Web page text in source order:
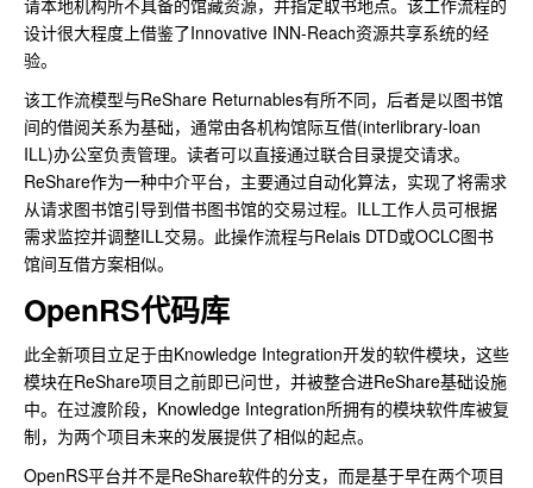
设计很大程度上借鉴了Innovative INN-Reach资源共享系统的经
验。
该工作流模型与ReShare Returnables有所不同，后者是以图书馆
间的借阅关系为基础，通常由各机构馆际互借(interlibrary-loan
ILL)办公室负责管理。读者可以直接通过联合目录提交请求。
ReShare作为一种中介平台，主要通过自动化算法，实现了将需求
从请求图书馆引导到借书图书馆的交易过程。ILL工作人员可根据
需求监控并调整ILL交易。此操作流程与Relais DTD或OCLC图书
馆间互借方案相似。
OpenRS代码库
此全新项目立足于由Knowledge Integration开发的软件模块，这些
模块在ReShare项目之前即已问世，并被整合进ReShare基础设施
中。在过渡阶段，Knowledge Integration所拥有的模块软件库被复
制，为两个项目未来的发展提供了相似的起点。
OpenRS平台并不是ReShare软件的分支，而是基于早在两个项目